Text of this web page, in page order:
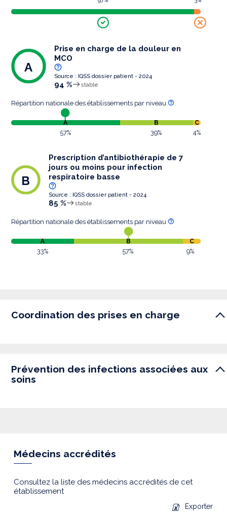
Prise en charge de la douleur en
MCO
Source : IQSS dossier patient - 2024
94 % stable
A
Répartition nationale des établissements par niveau
A B C
57% 39% 4%
Prescription d’antibiothérapie de 7
jours ou moins pour infection
respiratoire basse
Source : IQSS dossier patient - 2024
85 % stable
B
Répartition nationale des établissements par niveau
A B C
33% 57% 9%
Coordination des prises en charge
Prévention des infections associées aux
soins
Médecins accrédités
Consultez la liste des médecins accrédités de cet
établissement
Exporter